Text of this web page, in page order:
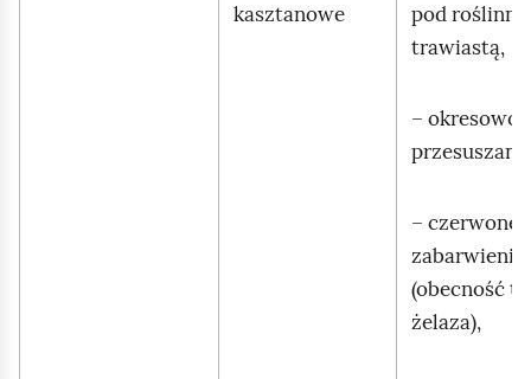
kasztanowe
pod
trawiastą,
– okresowo
przesuszane,
– czerwone
zabarwienie
(obecność
żelaza),